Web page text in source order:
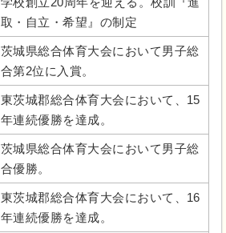
取・自立・希望』の制定
茨城県総合体育大会において男子総
合第2位に入賞。
東茨城郡総合体育大会において、15
年連続優勝を達成。
茨城県総合体育大会において男子総
合優勝。
東茨城郡総合体育大会において、16
年連続優勝を達成。